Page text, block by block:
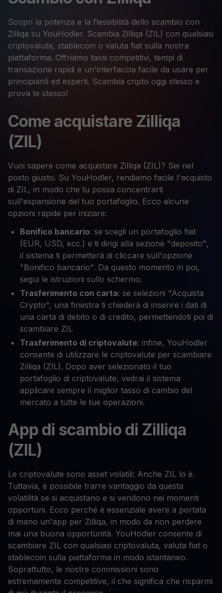
Scopri la potenza e la flessibilità dello scambio con
Zilliqa su YouHodler. Scambia Zilliqa (ZIL) con qualsiasi
criptovaluta, stablecoin o valuta fiat sulla nostra
piattaforma. Offriamo tassi competitivi, tempi di
transazione rapidi e un'interfaccia facile da usare per
principianti ed esperti. Scambia cripto oggi stesso e
prova te stesso!
Come acquistare Zilliqa
(ZIL)
Vuoi sapere come acquistare Zilliqa (ZIL)? Sei nel
posto giusto. Su YouHodler, rendiamo facile l'acquisto
di ZIL, in modo che tu possa concentrarti
sull'espansione del tuo portafoglio. Ecco alcune
opzioni rapide per iniziare:
Bonifico bancario: se scegli un portafoglio fiat
(EUR, USD, ecc.) e ti dirigi alla sezione "deposito",
il sistema ti permetterà di cliccare sull'opzione
"Bonifico bancario". Da questo momento in poi,
segui le istruzioni sullo schermo.
Trasferimento con carta: se selezioni "Acquista
Crypto", una finestra ti chiederà di inserire i dati di
una carta di debito o di credito, permettendoti poi di
scambiare ZIL
Trasferimento di criptovalute: infine, YouHodler
consente di utilizzare le criptovalute per scambiare
Zilliqa (ZIL). Dopo aver selezionato il tuo
portafoglio di criptovalute, vedrai il sistema
applicare sempre il miglior tasso di cambio del
mercato a tutte le tue operazioni.
App di scambio di Zilliqa
(ZIL)
Le criptovalute sono asset volatili: Anche ZIL lo è.
Tuttavia, è possibile trarre vantaggio da questa
volatilità se si acquistano e si vendono nei momenti
opportuni. Ecco perché è essenziale avere a portata
di mano un'app per Zilliqa, in modo da non perdere
mai una buona opportunità. YouHodler consente di
scambiare ZIL con qualsiasi criptovaluta, valuta fiat o
stablecoin sulla piattaforma in modo istantaneo.
Soprattutto, le nostre commissioni sono
estremamente competitive, il che significa che risparmi